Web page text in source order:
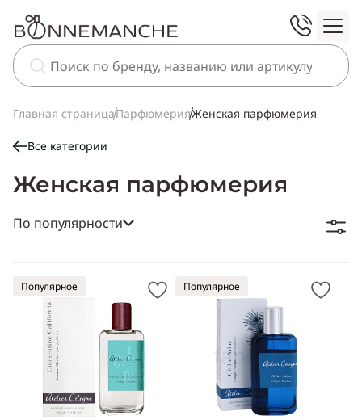
Главная страницаПарфюмерияЖенская парфюмерия
Все категории
Женская парфюмерия
По популярности
Популярное Популярное